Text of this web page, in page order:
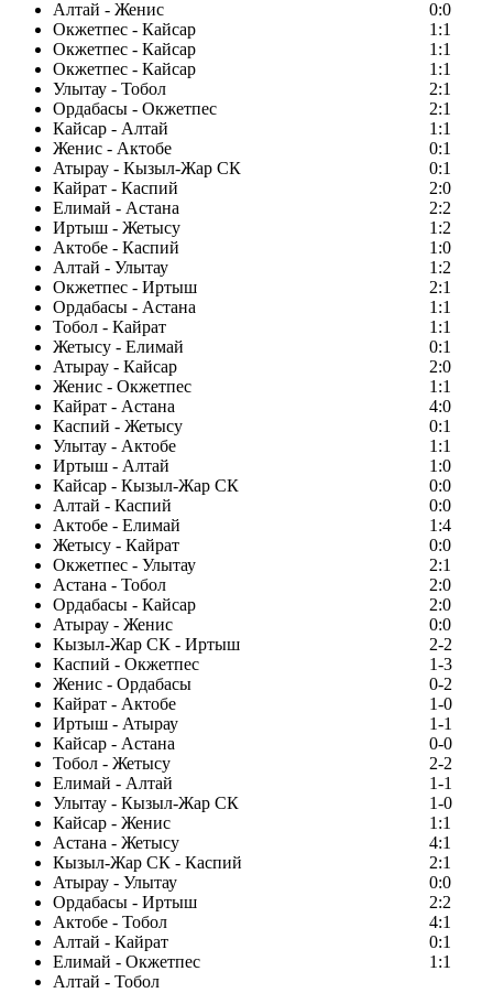
Алтай - Женис
0:0
Окжетпес - Кайсар
1:1
Окжетпес - Кайсар
1:1
Окжетпес - Кайсар
1:1
Улытау - Тобол
2:1
Ордабасы - Окжетпес
2:1
Кайсар - Алтай
1:1
Женис - Актобе
0:1
Атырау - Кызыл-Жар СК
0:1
Кайрат - Каспий
2:0
Елимай - Астана
2:2
Иртыш - Жетысу
1:2
Актобе - Каспий
1:0
Алтай - Улытау
1:2
Окжетпес - Иртыш
2:1
Ордабасы - Астана
1:1
Тобол - Кайрат
1:1
Жетысу - Елимай
0:1
Атырау - Кайсар
2:0
Женис - Окжетпес
1:1
Кайрат - Астана
4:0
Каспий - Жетысу
0:1
Улытау - Актобе
1:1
Иртыш - Алтай
1:0
Кайсар - Кызыл-Жар СК
0:0
Алтай - Каспий
0:0
Актобе - Елимай
1:4
Жетысу - Кайрат
0:0
Окжетпес - Улытау
2:1
Астана - Тобол
2:0
Ордабасы - Кайсар
2:0
Атырау - Женис
0:0
Кызыл-Жар СК - Иртыш
2-2
Каспий - Окжетпес
1-3
Женис - Ордабасы
0-2
Кайрат - Актобе
1-0
Иртыш - Атырау
1-1
Кайсар - Астана
0-0
Тобол - Жетысу
2-2
Елимай - Алтай
1-1
Улытау - Кызыл-Жар СК
1-0
Кайсар - Женис
1:1
Астана - Жетысу
4:1
Кызыл-Жар СК - Каспий
2:1
Атырау - Улытау
0:0
Ордабасы - Иртыш
2:2
Актобе - Тобол
4:1
Алтай - Кайрат
0:1
Елимай - Окжетпес
1:1
Алтай - Тобол